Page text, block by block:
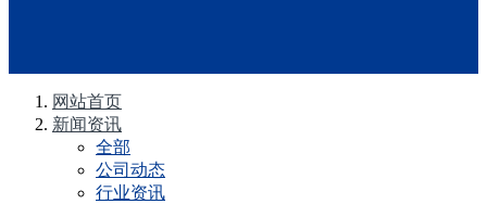
网站首页
新闻资讯
全部
公司动态
行业资讯